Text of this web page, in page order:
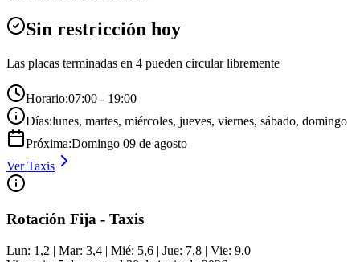
Sin restricción hoy
Las placas terminadas en 4 pueden circular libremente
Horario:07:00 - 19:00
Días:lunes, martes, miércoles, jueves, viernes, sábado, domingo
Próxima:Domingo 09 de agosto
VerTaxis
Rotación Fija - Taxis
Lun: 1,2 | Mar: 3,4 | Mié: 5,6 | Jue: 7,8 | Vie: 9,0